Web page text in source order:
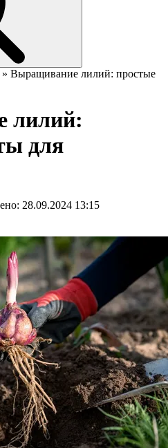
» Выращивание лилий: простые
лилий:
для
28.09.2024 13:15